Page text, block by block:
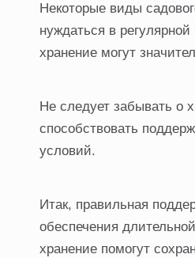
Некоторые виды
нуждаться в
хранение могут
Не следует забывать о
способствовать
условий.
Итак, правильная
обеспечения
хранение помогут